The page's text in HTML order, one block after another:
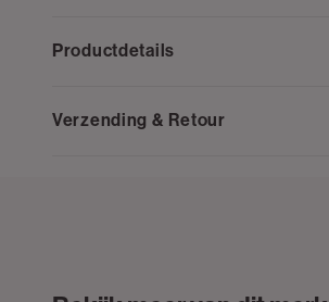
Productdetails
Verzending & Retour